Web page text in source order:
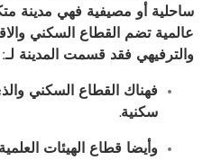
ساحلية أو مصيفية فهي مدينة
عالمية تضم القطاع السكني
والترفيهي فقد قسمت المدينة لـ:
سكنية.
وأيضا قطاع الهيئات